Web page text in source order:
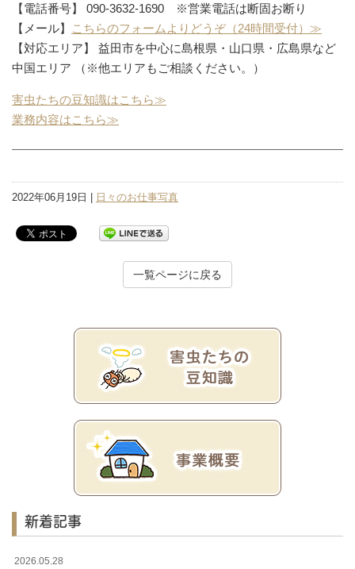
【電話番号】 090-3632-1690 ※営業電話は断固お断り
【メール】
こちらのフォームよりどうぞ（24時間受付）≫
【対応エリア】 益田市を中心に島根県・山口県・広島県など
中国エリア （※他エリアもご相談ください。）
害虫たちの豆知識はこちら≫
業務内容はこちら≫
2022年06月19日 | 日々のお仕事写真
一覧ページに戻る
新着記事
2026.05.28